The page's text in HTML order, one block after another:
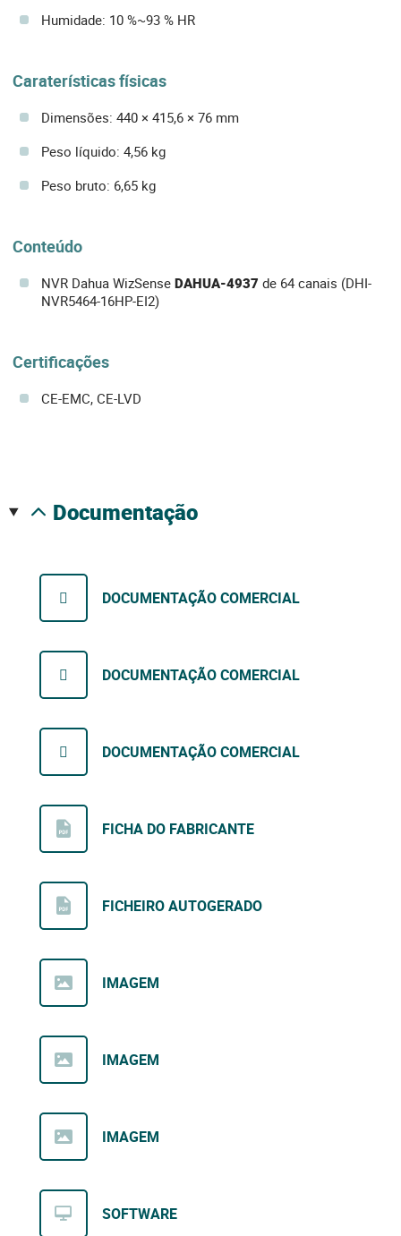
Humidade: 10 %~93 % HR
Caraterísticas físicas
Dimensões: 440 × 415,6 × 76 mm
Peso líquido: 4,56 kg
Peso bruto: 6,65 kg
Conteúdo
NVR Dahua WizSense DAHUA-4937 de 64 canais (DHI-
NVR5464-16HP-EI2)
Certificações
CE-EMC, CE-LVD
documentação
DOCUMENTAÇÃO COMERCIAL
DOCUMENTAÇÃO COMERCIAL
DOCUMENTAÇÃO COMERCIAL
FICHA DO FABRICANTE
FICHEIRO AUTOGERADO
IMAGEM
IMAGEM
IMAGEM
SOFTWARE